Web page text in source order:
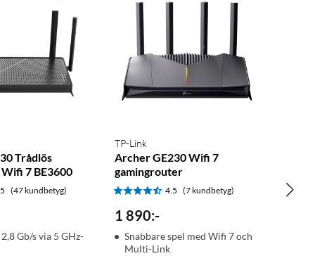
Trådlös
7 BE3600
(47 kundbetyg)
Gb/s via 5 GHz-
TP-Link
Archer GE230 Wifi 7
gamingrouter
4.5 (7 kundbetyg)
1 890:-
Snabbare spel med Wifi 7 och
Multi-Link